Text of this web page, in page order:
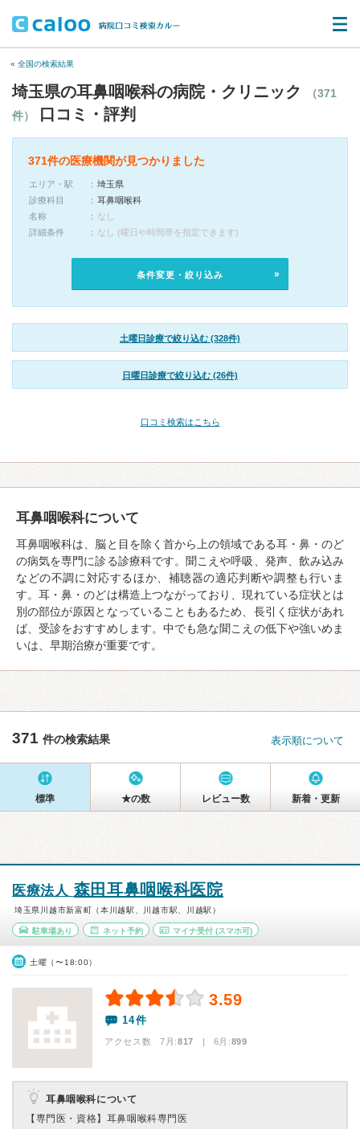
« 全国の検索結果
埼玉県の耳鼻咽喉科の病院・クリニック
（371
件）
口コミ・評判
371件の医療機関が見つかりました
エリア・駅
埼玉県
診療科目
耳鼻咽喉科
名称
なし
詳細条件
なし (曜日や時間帯を指定できます)
条件変更・絞り込み
土曜日診療で絞り込む (328件)
日曜日診療で絞り込む (26件)
口コミ検索はこちら
耳鼻咽喉科について
耳鼻咽喉科は、脳と目を除く首から上の領域である耳・鼻・のど
の病気を専門に診る診療科です。聞こえや呼吸、発声、飲み込み
などの不調に対応するほか、補聴器の適応判断や調整も行いま
す。耳・鼻・のどは構造上つながっており、現れている症状とは
別の部位が原因となっていることもあるため、長引く症状があれ
ば、受診をおすすめします。中でも急な聞こえの低下や強いめま
いは、早期治療が重要です。
371 件の検索結果 表示順について
標準 ★の数 レビュー数 新着・更新
医療法人 森田耳鼻咽喉科医院
埼玉県川越市新富町（本川越駅、川越市駅、川越駅）
駐車場あり ネット予約 マイナ受付 (スマホ可)
土曜（〜18:00）
3.59
14件
アクセス数 7月:817 | 6月:899
耳鼻咽喉科について
【専門医・資格】 耳鼻咽喉科専門医